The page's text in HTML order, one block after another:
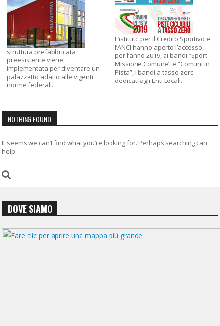
struttura prefabbricata
preesistente viene
implementata per diventare un
palazzetto adatto alle vigenti
norme federali.
L’istituto per il Credito Sportivo e
l’ANCI hanno aperto l’accesso,
per l’anno 2019, ai bandi “Sport
Missione Comune” e “Comuni in
Pista”, i bandi a tasso zero
dedicati agli Enti Locali.
NOTHING FOUND
It seems we can’t find what you’re looking for. Perhaps searching can
help.
DOVE SIAMO